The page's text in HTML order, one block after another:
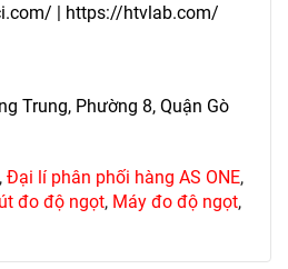
| https://htvlab.com/
Trung, Phường 8, Quận Gò
, Đại lí phân phối hàng AS ONE,
đo độ ngọt, Máy đo độ ngọt,